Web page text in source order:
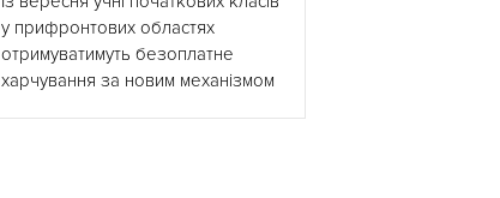
у прифронтових областях
отримуватимуть безоплатне
харчування за новим механізмом